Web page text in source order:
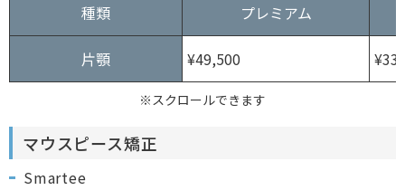
種類
プレミアム
片顎 ¥49,500
※スクロールできます
マウスピース矯正
Smartee